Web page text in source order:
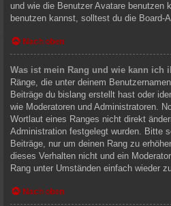
und wie die Benutzer Avatare benutzen
benutzen kannst, solltest du die Board-
Nach oben
Was ist mein Rang und wie kann ich
Ränge, die unter deinem
Beiträge du bislang erstellt hast oder
wie Moderatoren und Administratoren.
Wortlaut eines Ranges nicht direkt
Administration festgelegt wurden. Bitte
Beiträge, nur um deinen Rang zu
dieses Verhalten nicht und ein
Rang unter Umständen einfach wieder
Nach oben